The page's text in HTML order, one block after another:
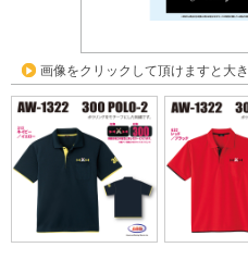
画像をクリックして頂けますと大